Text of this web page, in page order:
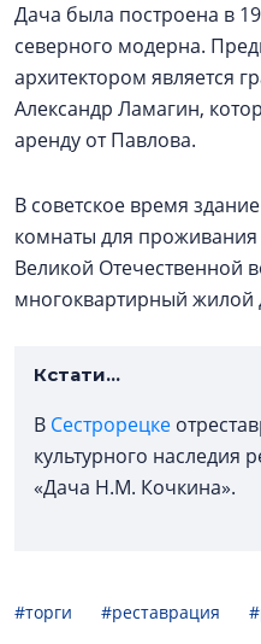
Дача была построена в
северного модерна.
архитектором является
Александр Ламагин,
аренду от Павлова.
В советское время
комнаты для
Великой Отечественной
многоквартирный жилой
Кстати...
В Сестрорецке
культурного наследия
«Дача Н.М. Кочкина».
#торги #реставрация